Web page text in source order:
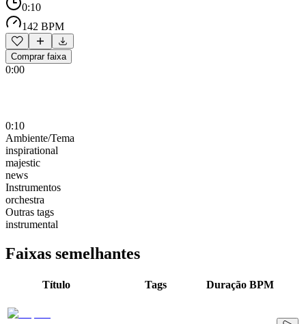
0:10
142 BPM
Comprar faixa
0:00
0:10
Ambiente/Tema
inspirational
majestic
news
Instrumentos
orchestra
Outras tags
instrumental
Faixas semelhantes
Título Tags Duração BPM